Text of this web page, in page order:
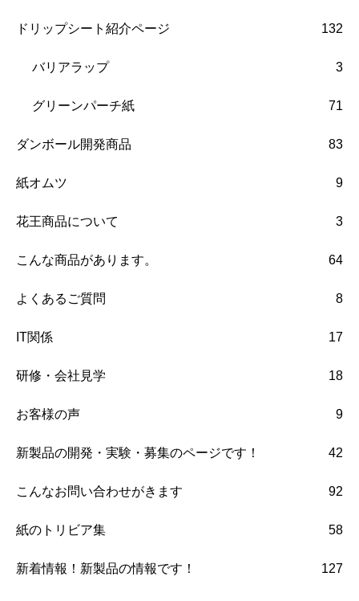
ドリップシート紹介ページ 132
バリアラップ 3
グリーンパーチ紙 71
ダンボール開発商品 83
紙オムツ 9
花王商品について 3
こんな商品があります。 64
よくあるご質問 8
IT関係 17
研修・会社見学 18
お客様の声 9
新製品の開発・実験・募集のページです！ 42
こんなお問い合わせがきます 92
紙のトリビア集 58
新着情報！新製品の情報です！ 127